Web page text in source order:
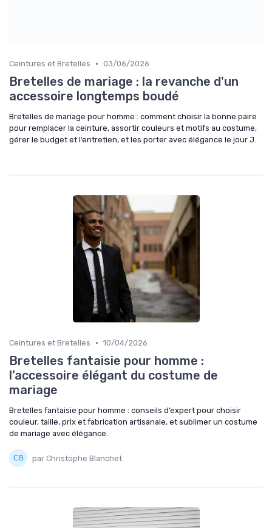
Ceintures et Bretelles • 03/06/2026
Bretelles de mariage : la revanche d'un
accessoire longtemps boudé
Bretelles de mariage pour homme : comment choisir la bonne paire
pour remplacer la ceinture, assortir couleurs et motifs au costume,
gérer le budget et l’entretien, et les porter avec élégance le jour J.
Ceintures et Bretelles • 10/04/2026
Bretelles fantaisie pour homme :
l’accessoire élégant du costume de
mariage
Bretelles fantaisie pour homme : conseils d’expert pour choisir
couleur, taille, prix et fabrication artisanale, et sublimer un costume
de mariage avec élégance.
par Christophe Blanchet